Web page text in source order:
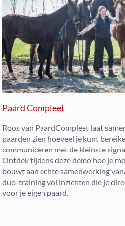
Paard Compleet
Roos van PaardCompleet laat
paarden zien hoeveel je kunt
communiceren met de kleinste
Ontdek tijdens deze demo hoe je
bouwt aan echte samenwerking
duo-training vol inzichten die je
voor je eigen paard.